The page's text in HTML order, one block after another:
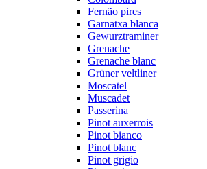
Fernão pires
Garnatxa blanca
Gewurztraminer
Grenache
Grenache blanc
Grüner veltliner
Moscatel
Muscadet
Passerina
Pinot auxerrois
Pinot bianco
Pinot blanc
Pinot grigio